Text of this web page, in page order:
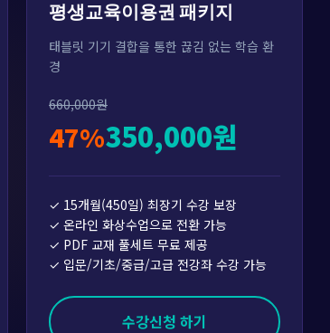
평생교육이용권 패키지
태블릿 기기 결합을 통한 끊김 없는 학습 환
경
660,000원
47%350,000원
✓ 15개월(450일) 최장기 수강 보장
✓ 온라인 화상수업으로 전환 가능
✓ PDF 교재 풀세트 무료 제공
✓ 입문/기초/중급/고급 전강좌 수강 가능
수강신청 하기